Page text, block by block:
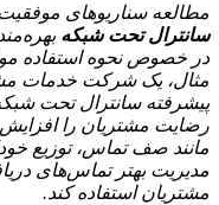
مطالعه سناریوهای
سانترال تحت شبکه
در خصوص نحوه استفاده
مثال، یک شرکت خدمات
پیشرفته سانترال تحت
رضایت مشتریان را افزایش
مانند صف تماس، توزیع
مدیریت بهتر تماس‌های
مشتریان استفاده کند.